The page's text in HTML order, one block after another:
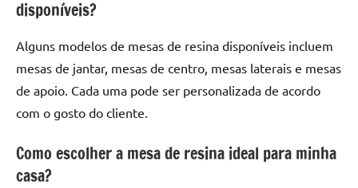
disponíveis?
Alguns modelos de mesas de resina disponíveis incluem
mesas de jantar, mesas de centro, mesas laterais e mesas
de apoio. Cada uma pode ser personalizada de acordo
com o gosto do cliente.
Como escolher a mesa de resina ideal para minha
casa?